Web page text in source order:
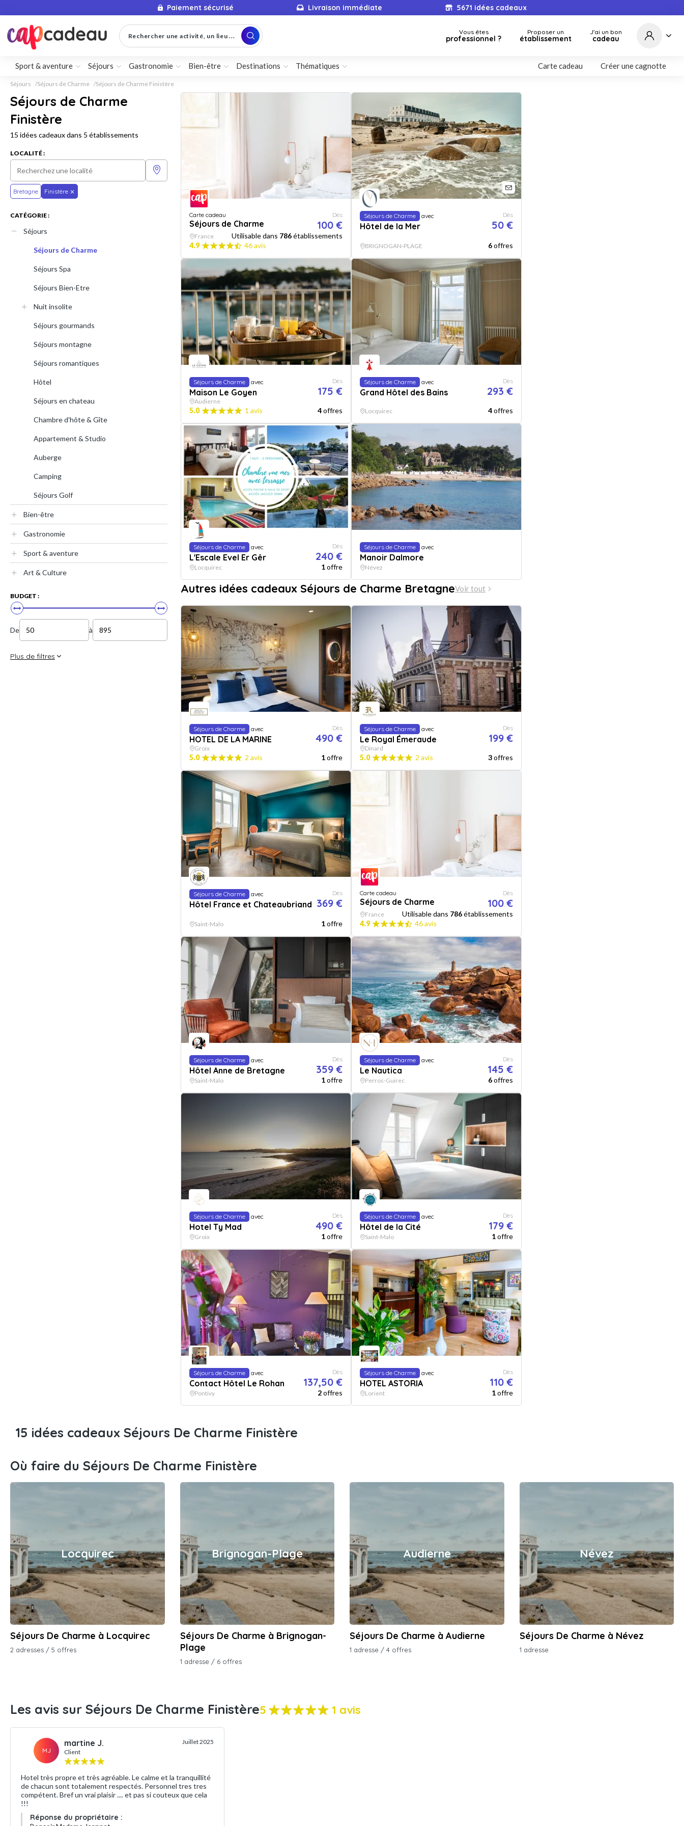
Paiement sécurisé Livraison immédiate 5671 idées cadeaux
Rechercher une activité, un lieu ... Vous êtes
professionnel ?
Proposer un
établissement
J'ai un bon
cadeau
Sport & aventure Séjours Gastronomie Bien-être Destinations Thématiques Carte cadeau Créer une cagnotte
Séjours Séjours de Charme Séjours de Charme Finistère
Séjours de Charme
Finistère
15 idées cadeaux dans 5 établissements
LOCALITÉ :
Bretagne Finistère
CATÉGORIE :
Séjours
Séjours de Charme
Séjours Spa
Séjours Bien-Etre
Nuit insolite
Séjours gourmands
Séjours montagne
Séjours romantiques
Hôtel
Séjours en chateau
Chambre d'hôte & Gîte
Appartement & Studio
Auberge
Camping
Séjours Golf
Bien-être
Gastronomie
Sport & aventure
Art & Culture
BUDGET :
De à
Plus de filtres
Carte cadeau
Séjours de Charme
Dès
100 €
France Utilisable dans 786établissements
4.9
46 avis
Séjours de Charme avec
Hôtel de la Mer
Dès
50 €
BRIGNOGAN-PLAGE 6offres
Séjours de Charme avec
Maison Le Goyen
Dès
175 €
Audierne
5.0 1 avis 4offres
Séjours de Charme avec
Grand Hôtel des Bains
Dès
293 €
Locquirec 4offres
Séjours de Charme avec
L'Escale Evel Er Gêr
Dès
240 €
Locquirec 1offre
Séjours de Charme avec
Manoir Dalmore
Névez
Autres idées cadeaux Séjours de Charme BretagneVoir tout
Séjours de Charme avec
HOTEL DE LA MARINE
Dès
490 €
Groix
5.0 2 avis 1offre
Séjours de Charme avec
Le Royal Émeraude
Dès
199 €
Dinard
5.0 2 avis 3offres
Séjours de Charme avec
Hôtel France et Chateaubriand
Dès
369 €
Saint-Malo 1offre
Carte cadeau
Séjours de Charme
Dès
100 €
France Utilisable dans 786établissements
4.9
46 avis
Séjours de Charme avec
Hôtel Anne de Bretagne
Dès
359 €
Saint-Malo 1offre
Séjours de Charme avec
Le Nautica
Dès
145 €
Perros-Guirec 6offres
Séjours de Charme avec
Hotel Ty Mad
Dès
490 €
Groix 1offre
Séjours de Charme avec
Hôtel de la Cité
Dès
179 €
Saint-Malo 1offre
Séjours de Charme avec
Contact Hôtel Le Rohan
Dès
137,50 €
Pontivy 2offres
Séjours de Charme avec
HOTEL ASTORIA
Dès
110 €
Lorient 1offre
15 idées cadeaux Séjours De Charme Finistère
Où faire du Séjours De Charme Finistère
Locquirec
Séjours De Charme à Locquirec
2 adresses / 5 offres
Brignogan-Plage
Séjours De Charme à Brignogan-
Plage
1 adresse / 6 offres
Audierne
Séjours De Charme à Audierne
1 adresse / 4 offres
Névez
Séjours De Charme à Névez
1 adresse
Les avis sur Séjours De Charme Finistère5 1 avis
MJ
martine J.
Client
Juillet 2025
Hotel très propre et très agréable. Le calme et la tranquillité
de chacun sont totalement respectés. Personnel tres tres
compétent. Bref un vrai plaisir .... et pas si couteux que cela
!!!
Réponse du propriétaire :